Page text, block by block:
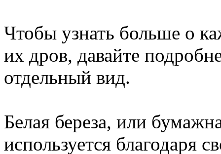
Чтобы узнать больше о
их дров, давайте
отдельный вид.
Белая береза, или
используется благодаря